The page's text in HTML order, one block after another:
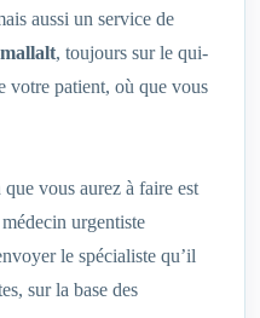
aussi un service de
, toujours sur le qui-
votre patient, où que vous
vous aurez à faire est
urgentiste
le spécialiste qu’il
sur la base des